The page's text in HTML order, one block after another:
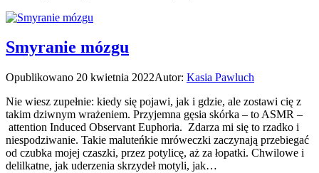
Smyranie mózgu
Opublikowano 20 kwietnia 2022Autor: Kasia Pawluch
Nie wiesz zupełnie: kiedy się pojawi, jak i gdzie, ale zostawi cię z
takim dziwnym wrażeniem. Przyjemna gęsia skórka – to ASMR –
attention Induced Observant Euphoria. Zdarza mi się to rzadko i
niespodziwanie. Takie maluteńkie mróweczki zaczynają przebiegać
od czubka mojej czaszki, przez potylicę, aż za łopatki. Chwilowe i
delilkatne, jak uderzenia skrzydeł motyli, jak…